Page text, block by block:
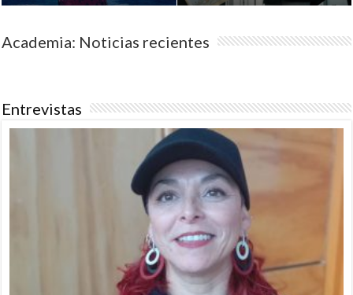
Academia: Noticias recientes
Entrevistas